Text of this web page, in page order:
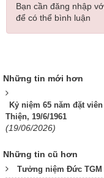
Bạn cần đăng nhập
để có thể bình luận
Những tin mới hơn
Kỷ niệm 65 năm đặt
Thiện, 19/6/1961
(19/06/2026)
Những tin cũ hơn
Tưởng niệm Đức TGM